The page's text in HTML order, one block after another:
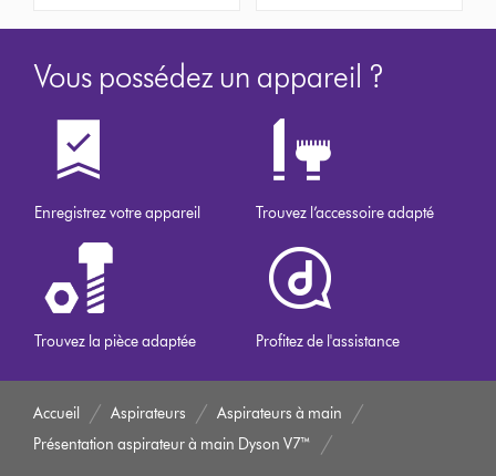
Vous possédez un appareil ?
Enregistrez votre appareil Trouvez l’accessoire adapté
Trouvez la pièce adaptée Profitez de l'assistance
Accueil Aspirateurs
Aspirateurs à main
Présentation aspirateur à main Dyson V7™